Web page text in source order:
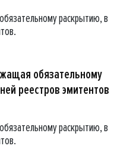
раскрытию, в
обязательному
реестров эмитентов
раскрытию, в